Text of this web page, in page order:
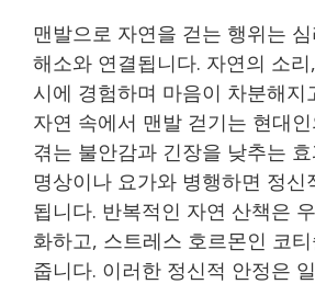
맨발으로 자연을 걷는 행위는
해소와 연결됩니다. 자연의 소
시에 경험하며 마음이 차분해지
자연 속에서 맨발 걷기는 현대
겪는 불안감과 긴장을 낮추는
명상이나 요가와 병행하면 정신
됩니다. 반복적인 자연 산책은
화하고, 스트레스 호르몬인 코
줍니다. 이러한 정신적 안정은